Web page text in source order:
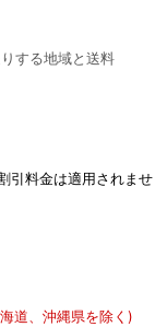
する地域と送料
引料金は適用されませ
道、沖縄県を除く)